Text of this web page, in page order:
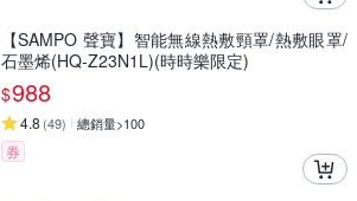
【SAMPO 聲寶】智能無線熱敷頸罩/熱敷眼罩/
石墨烯(HQ-Z23N1L)(時時樂限定)
$988
4.8 (49) 總銷量>100
券